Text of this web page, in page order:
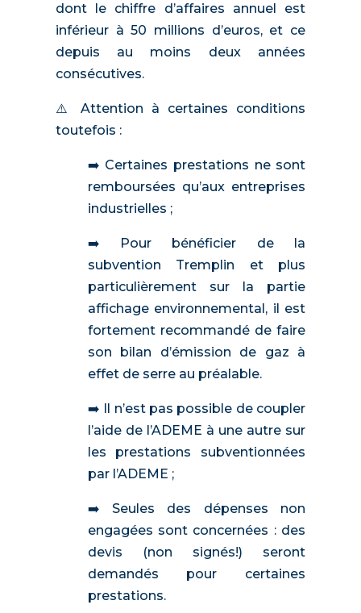
dont le chiffre d’affaires annuel est
inférieur à 50 millions d’euros, et ce
depuis au moins deux années
consécutives.
⚠️ Attention à certaines conditions
toutefois :
➡️ Certaines prestations ne sont
remboursées qu’aux entreprises
industrielles ;
➡️ Pour bénéficier de la
subvention Tremplin et plus
particulièrement sur la partie
affichage environnemental, il est
fortement recommandé de faire
son bilan d’émission de gaz à
effet de serre au préalable.
➡️ Il n’est pas possible de coupler
l’aide de l’ADEME à une autre sur
les prestations subventionnées
par l’ADEME ;
➡️ Seules des dépenses non
engagées sont concernées : des
devis (non signés!) seront
demandés pour certaines
prestations. ‍